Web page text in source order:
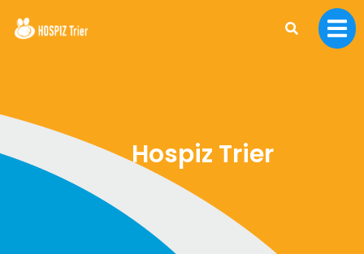
Hospiz Trier